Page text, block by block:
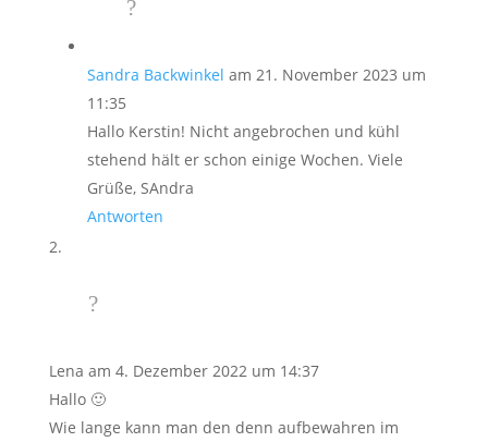
Sandra Backwinkel am 21. November 2023 um
11:35
Hallo Kerstin! Nicht angebrochen und kühl
stehend hält er schon einige Wochen. Viele
Grüße, SAndra
Antworten
Lena am 4. Dezember 2022 um 14:37
Hallo 🙂
Wie lange kann man den denn aufbewahren im